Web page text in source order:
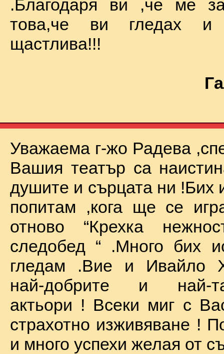
.Благодаря ви ,че ме
това,че ви гледах
щастлива!!!
Уважаема г-жо Радева
Вашия театър са
душите и сърцата ни !Бих
попитам ,кога ще се
отново “Крехка
следобед “ .Много бих
гледам .Вие и Ивайло
най-добрите и най-
актьори ! Всеки миг с
страхотно изживяване !
и много успехи желая от